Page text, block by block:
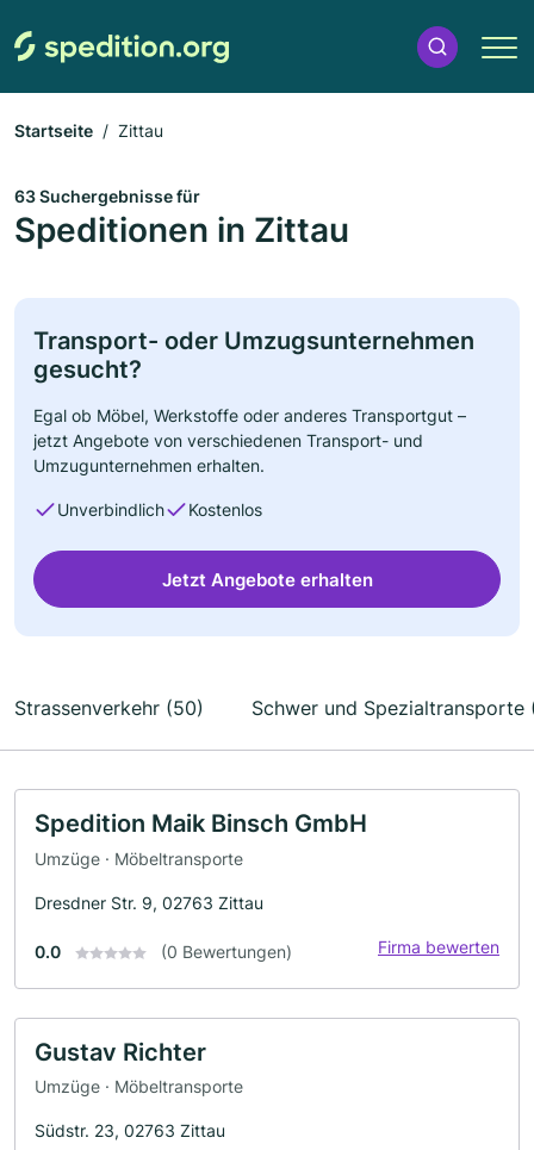
Startseite Zittau
63 Suchergebnisse für
Speditionen in Zittau
Transport- oder Umzugsunternehmen
gesucht?
Egal ob Möbel, Werkstoffe oder anderes Transportgut –
jetzt Angebote von verschiedenen Transport- und
Umzugunternehmen erhalten.
Unverbindlich Kostenlos
Jetzt Angebote erhalten
Strassenverkehr (50) Schwer und Spezialtransporte
Spedition Maik Binsch GmbH
Umzüge · Möbeltransporte
Dresdner Str. 9, 02763 Zittau
0.0 (0 Bewertungen) Firma bewerten
Gustav Richter
Umzüge · Möbeltransporte
Südstr. 23, 02763 Zittau